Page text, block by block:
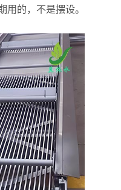
的，不是摆设。